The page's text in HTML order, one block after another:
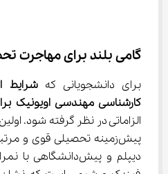
گامی بلند برای مهاجرت
برای دانشجویانی که شرایط
کارشناسی مهندسی اویونیک
الزاماتی در نظر گرفته شود.
پیش‌زمینه تحصیلی قوی و
دیپلم و